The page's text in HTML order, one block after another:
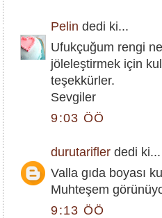
Pelin dedi ki...
Ufukçuğum rengi
jöleleştirmek için
teşekkürler.
Sevgiler
9:03 ÖÖ
durutarifler dedi ki...
Valla gıda boyası
Muhteşem
9:13 ÖÖ